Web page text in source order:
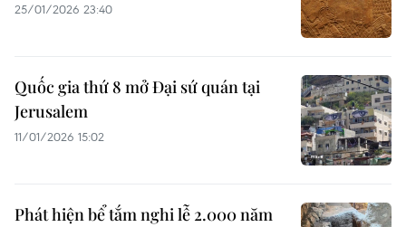
25/01/2026 23:40
Quốc gia thứ 8 mở Đại sứ quán tại
Jerusalem​
11/01/2026 15:02
Phát hiện bể tắm nghi lễ 2.000 năm